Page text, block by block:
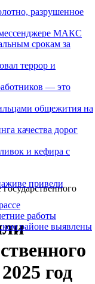
разрушенное
мессенджере МАКС
срокам за
террор и
— это
общежития на
качества дорог
и кефира с
привели
работы
районе выявлены
год